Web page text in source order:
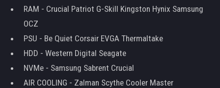
RAM - Crucial Patriot G-Skill Kingston Hynix Samsung
OCZ
PSU - Be Quiet Corsair EVGA Thermaltake
HDD - Western Digital Seagate
NVMe - Samsung Sabrent Crucial
AIR COOLING - Zalman Scythe Cooler Master